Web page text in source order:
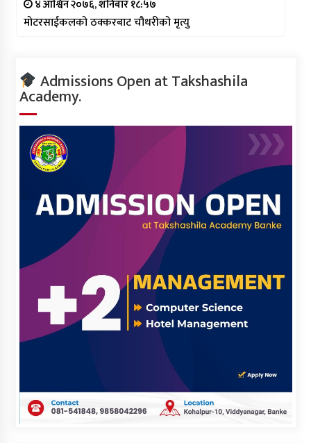
४ आश्विन २०७६, शनिबार १८:५७
मोटरसाईकलको ठक्करबाट चौधरीको मृत्यु
Admissions Open at Takshashila
Academy.